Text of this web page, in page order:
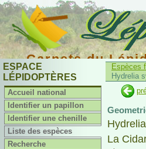
Carnets du
ESPACE
LÉPIDOPTÈRES
Accueil national
Identifier un papillon
Identifier une chenille
Liste des espèces
Recherche
Espèces
Hydrelia
La